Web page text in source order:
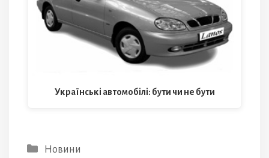
Українські автомобілі: бути чи не бути
Категорії
Новини